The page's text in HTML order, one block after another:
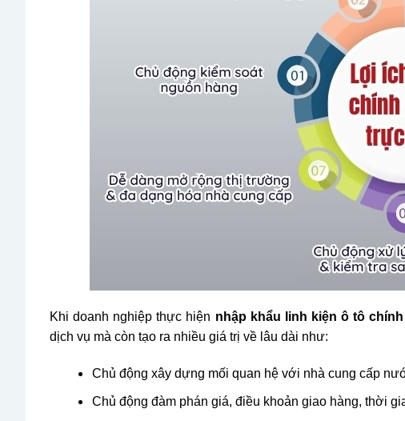
Khi doanh nghiệp thực hiện nhập khẩu linh kiện ô tô
dịch vụ mà còn tạo ra nhiều giá trị về lâu dài như:
Chủ động xây dựng mối quan hệ với nhà cung cấp
Chủ động đàm phán giá, điều khoản giao hàng, thời